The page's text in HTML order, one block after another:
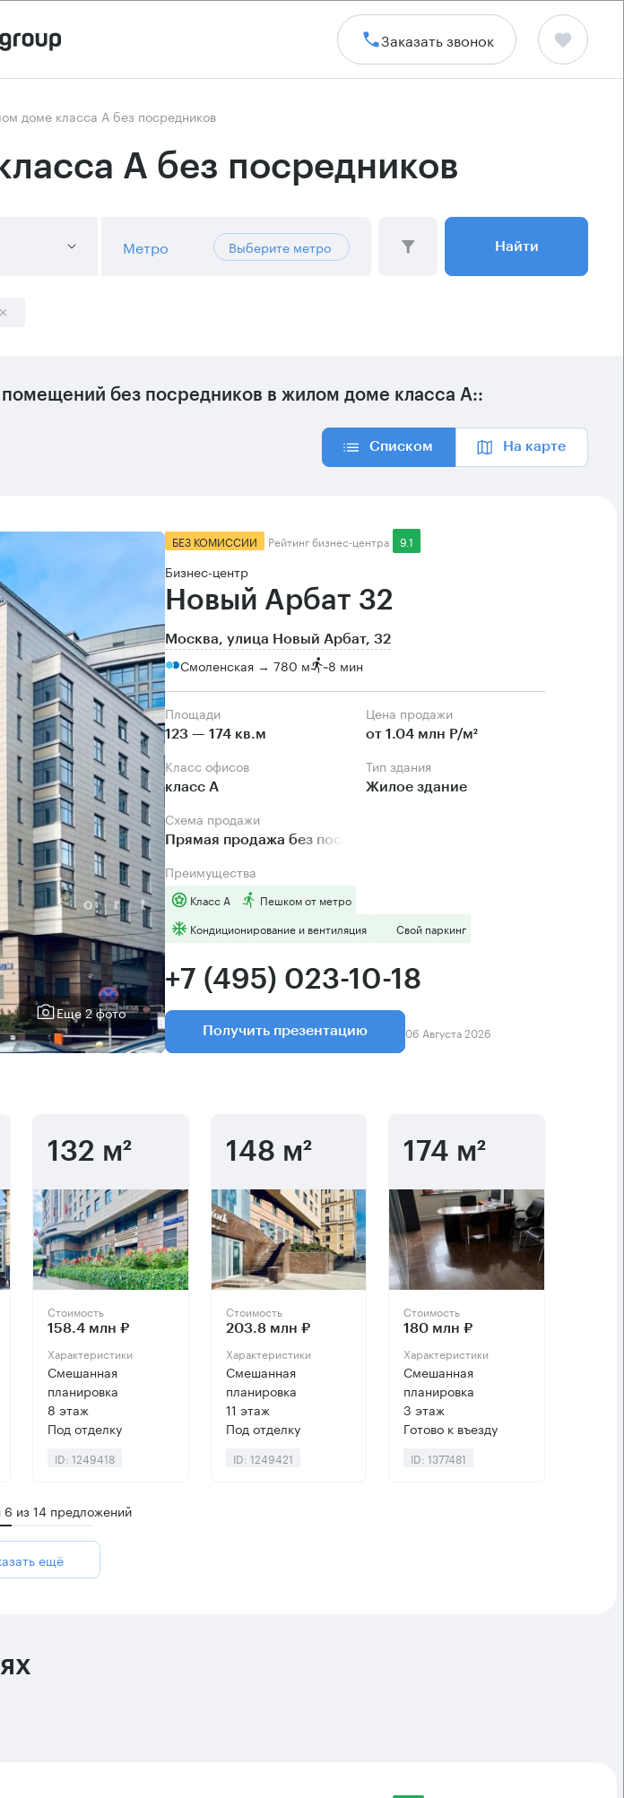
Заказать звонок
доме класса А без посредников
А без посредников
Метро Выберите метро Найти
без посредников в жилом доме класса А::
Списком На карте
Еще 2 фото
БЕЗ КОМИССИИ Рейтинг бизнес-центра 9.1
Бизнес-центр
Новый Арбат 32
Москва, улица Новый Арбат, 32
Смоленская → 780 м ~8 мин
Площади
123 — 174 кв.м
Цена продажи
от 1.04 млн Р/м²
Класс офисов
класс А
Тип здания
Жилое здание
Схема продажи
Прямая продажа без посредников
Преимущества
Класс А
Пешком от метро
Кондиционирование и вентиляция
Свой паркинг
+7 (495) 023-10-18
Получить презентацию 06 Августа 2026
132 м²
Стоимость
158.4 млн ₽
Характеристики
Смешанная
планировка
8 этаж
Под отделку
ID: 1249418
148 м²
Стоимость
203.8 млн ₽
Характеристики
Смешанная
планировка
11 этаж
Под отделку
ID: 1249421
174 м²
Стоимость
180 млн ₽
Характеристики
Смешанная
планировка
3 этаж
Готово к въезду
ID: 1377481
6 из14 предложений
ещё